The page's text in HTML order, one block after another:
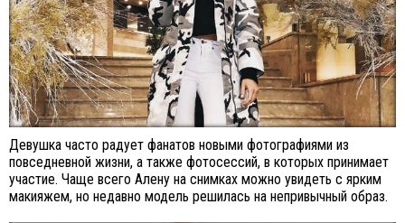
Девушка часто радует фанатов новыми фотографиями из
повседневной жизни, а также фотосессий, в которых принимает
участие. Чаще всего Алену на снимках можно увидеть с ярким
макияжем, но недавно модель решилась на непривычный образ.